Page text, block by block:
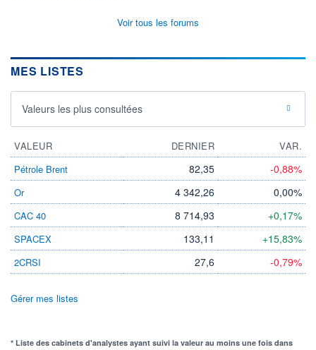
Voir tous les forums
MES LISTES
Valeurs les plus consultées
VALEUR DERNIER
VAR.
Pétrole Brent
82,35 -0,88%
Or 4 342,26 0,00%
CAC 40 8 714,93 +0,17%
SPACEX 133,11 +15,83%
2CRSI 27,6 -0,79%
Gérer mes listes
* Liste des cabinets d'analystes ayant suivi la valeur au moins une fois dans